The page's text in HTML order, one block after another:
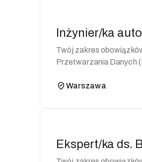
Inżynier/ka
Twój zakres obowiązków: Udział w realizacji projektu Krajowego
Przetwarzania Danych
Warszawa
Ekspert/ka ds.